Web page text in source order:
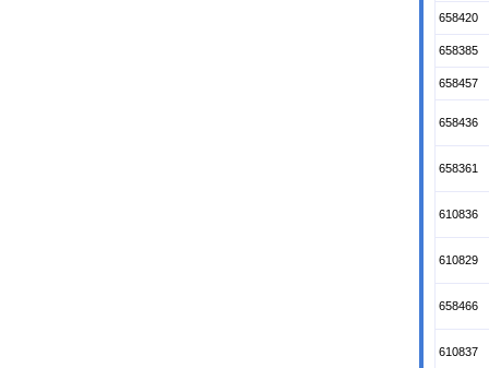
658420
658385
658457
658436
658361
610836
610829
658466
610837